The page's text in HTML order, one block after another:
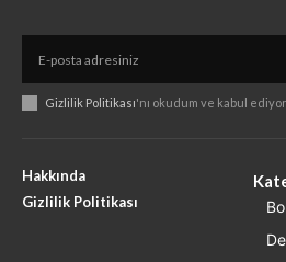
Gizlilik Politikası'nı okudum ve kabul
Hakkında
Gizlilik Politikası